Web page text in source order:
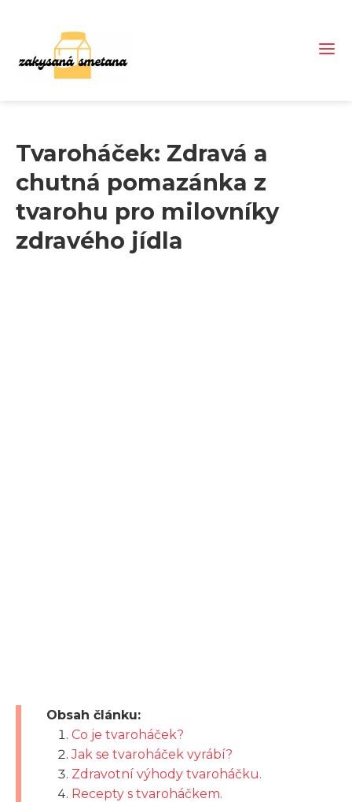
Tvaroháček: Zdravá a
chutná pomazánka z
tvarohu pro milovníky
zdravého jídla
Obsah článku:
Co je tvaroháček?
Jak se tvaroháček vyrábí?
Zdravotní výhody tvaroháčku.
Recepty s tvaroháčkem.